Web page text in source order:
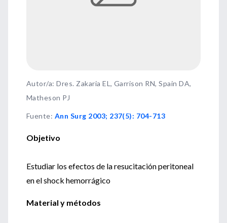
Autor/a: Dres. Zakaria EL, Garrison RN, Spain DA,
Matheson PJ
Fuente: Ann Surg 2003; 237(5): 704-713
Objetivo
Estudiar los efectos de la resucitación peritoneal
en el shock hemorrágico
Material y métodos